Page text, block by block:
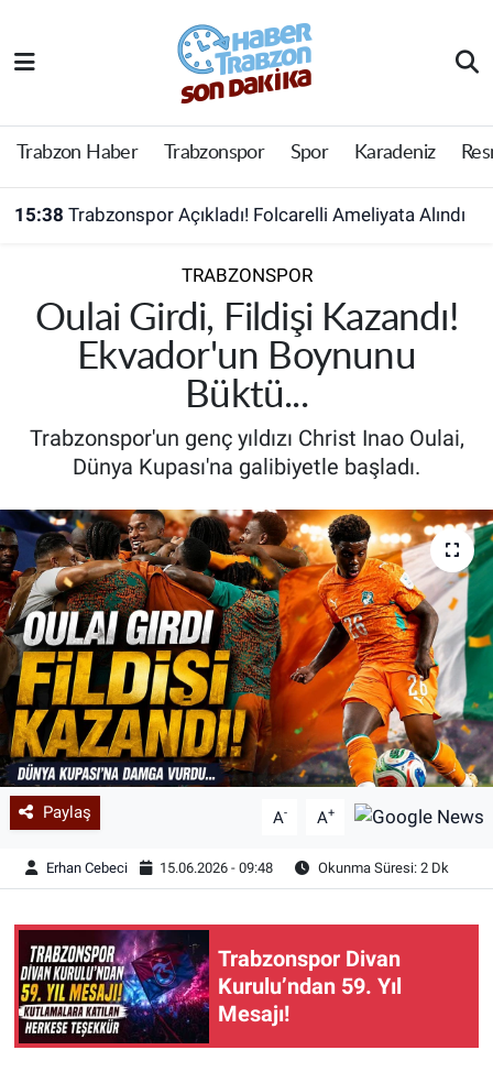
Trabzon Haber Trabzonspor Spor Karadeniz
15:38 Trabzonspor Açıkladı! Folcarelli Ameliyata Alındı
TRABZONSPOR
Oulai Girdi, Fildişi Kazandı!
Ekvador'un Boynunu
Büktü...
Trabzonspor'un genç yıldızı Christ Inao Oulai,
Dünya Kupası'na galibiyetle başladı.
Paylaş A- A+
Erhan Cebeci 15.06.2026 - 09:48 Okunma Süresi: 2 Dk
Trabzonspor Divan
Kurulu’ndan 59. Yıl
Mesajı!
Trabzon Haber
Trabzonspor
Resmi Reklam
Yazarlar
Trabzon Nöbetçi Eczaneler
Trabzon Hava Durumu
Süper Lig Puan Durumu ve Fikstür
Tüm Manşetler
Haber Arşivi